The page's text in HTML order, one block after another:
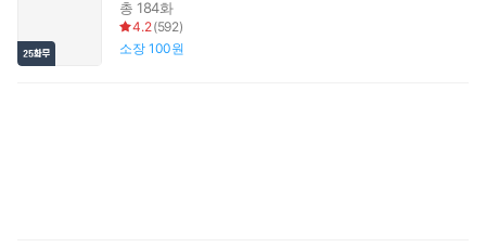
총 184화
4.2(592)
소장 100원